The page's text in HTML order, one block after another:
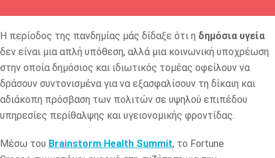
Η περίοδος της πανδημίας μάς δίδαξε ότι η δημόσια υγεία
δεν είναι μια απλή υπόθεση, αλλά μια κοινωνική υποχρέωση
στην οποία δημόσιος και ιδιωτικός τομέας οφείλουν να
δράσουν συντονισμένα για να εξασφαλίσουν τη δίκαιη και
αδιάκοπη πρόσβαση των πολιτών σε υψηλού επιπέδου
υπηρεσίες περίθαλψης και υγειονομικής φροντίδας.
Μέσω του Brainstorm Health Summit, το Fortune